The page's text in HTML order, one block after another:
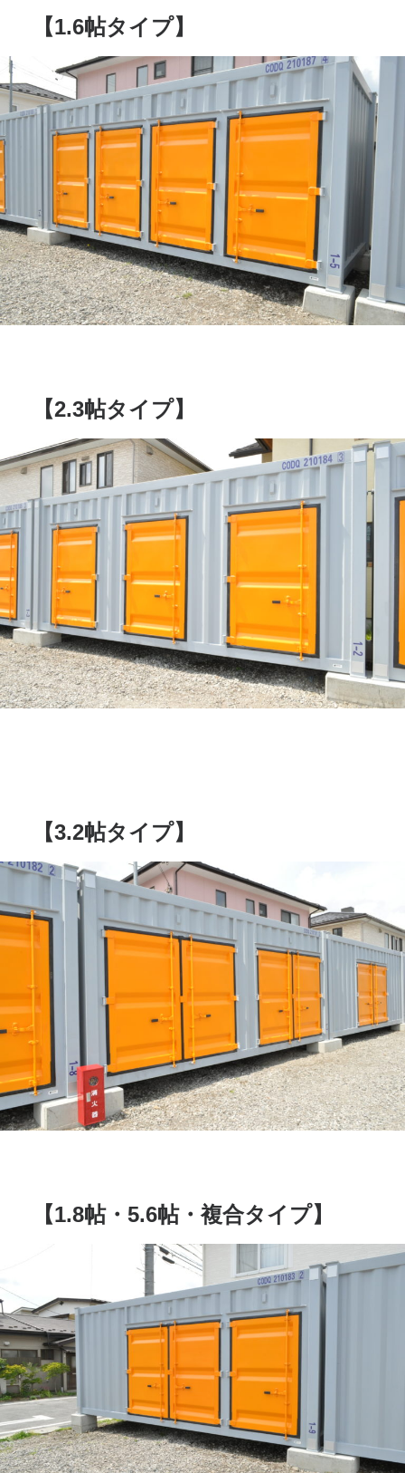
【1.6帖タイプ】
【2.3帖タイプ】
【3.2帖タイプ】
【1.8帖・5.6帖・複合タイプ】